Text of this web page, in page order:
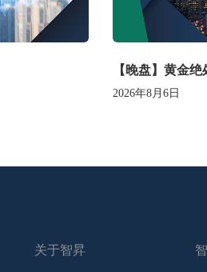
【晚盘】黄金
2026年8月6日
关于智昇